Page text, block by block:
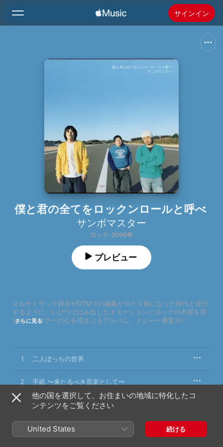
サインイン
僕と君の全てをロックンロールと呼べ
サンボマスター
ロック · 2006年
マルチトラック録音やDTMでの編集が当たり前になった時代と逆行
するように、いびつではみ出したエモーションにロックの本質を宿
らせ、リスナーの心を揺さぶるアルバム。メジャー通算3作目、
調のバラエティ性にも力を入れた全18曲という大ボリュームな内容
に。テレビドラマの主題歌「世界はそれを愛と呼ぶんだぜ（アルバ
ムバージョン）」は、後々まで彼らのライブのハイライトを担い続
けるアンセムとなった。また、ギターの分厚い轟音（ごうおん）が
迫り来るオープニング曲「二人ぼっちの世界」、バンド一丸となっ
子」、荒々しいディスコビートの向こうに陶酔感のあるメロディを
備えた「二つの涙」など、胸をヒリヒリとさせる青春の崖っぷちに
る。
さらに見る
プレビュー
1 二人ぼっちの世界
2 手紙 〜来たるべき音楽として〜
3 世界はそれを愛と呼ぶんだぜ(アルバムバージョン)
君の声は僕の恋僕の名は君の夜
他の国を選択して、お住まいの地域に特化したコ
ンテンツをご覧ください
United States 続ける